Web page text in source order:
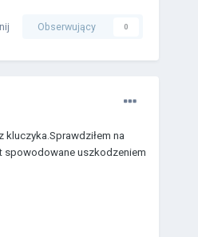
Obserwujący 0
na
spowodowane uszkodzeniem